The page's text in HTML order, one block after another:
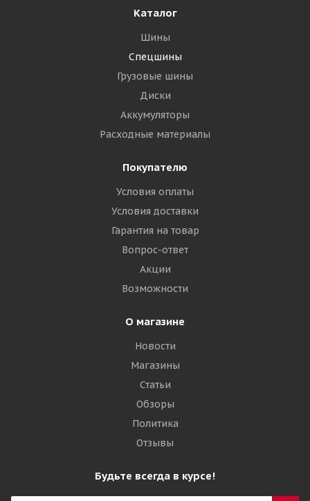
Каталог
Шины
Спецшины
Грузовые шины
Диски
Аккумуляторы
Расходные материалы
Покупателю
Условия оплаты
Условия доставки
Гарантия на товар
Вопрос-ответ
Акции
Возможности
О магазине
Новости
Магазины
Статьи
Обзоры
Политика
Отзывы
Будьте всегда в курсе!